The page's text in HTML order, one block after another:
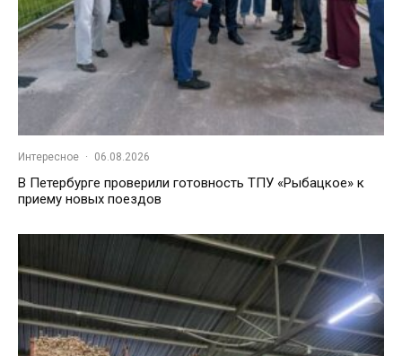
Интересное · 06.08.2026
В Петербурге проверили готовность ТПУ «Рыбацкое» к
приему новых поездов